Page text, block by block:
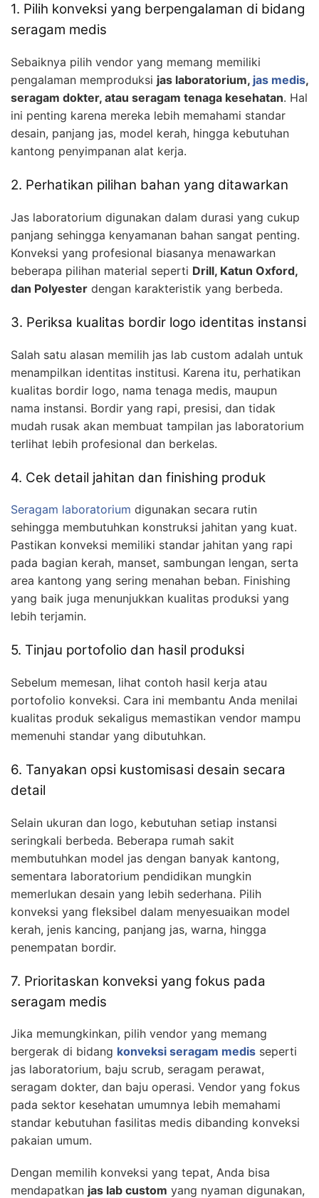
1. Pilih konveksi yang berpengalaman di bidang
seragam medis
Sebaiknya pilih vendor yang memang memiliki
pengalaman memproduksi jas laboratorium, jas medis,
seragam dokter, atau seragam tenaga kesehatan. Hal
ini penting karena mereka lebih memahami standar
desain, panjang jas, model kerah, hingga kebutuhan
kantong penyimpanan alat kerja.
2. Perhatikan pilihan bahan yang ditawarkan
Jas laboratorium digunakan dalam durasi yang cukup
panjang sehingga kenyamanan bahan sangat penting.
Konveksi yang profesional biasanya menawarkan
beberapa pilihan material seperti Drill, Katun Oxford,
dan Polyester dengan karakteristik yang berbeda.
3. Periksa kualitas bordir logo identitas instansi
Salah satu alasan memilih jas lab custom adalah untuk
menampilkan identitas institusi. Karena itu, perhatikan
kualitas bordir logo, nama tenaga medis, maupun
nama instansi. Bordir yang rapi, presisi, dan tidak
mudah rusak akan membuat tampilan jas laboratorium
terlihat lebih profesional dan berkelas.
4. Cek detail jahitan dan finishing produk
Seragam laboratorium digunakan secara rutin
sehingga membutuhkan konstruksi jahitan yang kuat.
Pastikan konveksi memiliki standar jahitan yang rapi
pada bagian kerah, manset, sambungan lengan, serta
area kantong yang sering menahan beban. Finishing
yang baik juga menunjukkan kualitas produksi yang
lebih terjamin.
5. Tinjau portofolio dan hasil produksi
Sebelum memesan, lihat contoh hasil kerja atau
portofolio konveksi. Cara ini membantu Anda menilai
kualitas produk sekaligus memastikan vendor mampu
memenuhi standar yang dibutuhkan.
6. Tanyakan opsi kustomisasi desain secara
detail
Selain ukuran dan logo, kebutuhan setiap instansi
seringkali berbeda. Beberapa rumah sakit
membutuhkan model jas dengan banyak kantong,
sementara laboratorium pendidikan mungkin
memerlukan desain yang lebih sederhana. Pilih
konveksi yang fleksibel dalam menyesuaikan model
kerah, jenis kancing, panjang jas, warna, hingga
penempatan bordir.
7. Prioritaskan konveksi yang fokus pada
seragam medis
Jika memungkinkan, pilih vendor yang memang
bergerak di bidang konveksi seragam medis seperti
jas laboratorium, baju scrub, seragam perawat,
seragam dokter, dan baju operasi. Vendor yang fokus
pada sektor kesehatan umumnya lebih memahami
standar kebutuhan fasilitas medis dibanding konveksi
pakaian umum.
Dengan memilih konveksi yang tepat, Anda bisa
mendapatkan jas lab custom yang nyaman digunakan,